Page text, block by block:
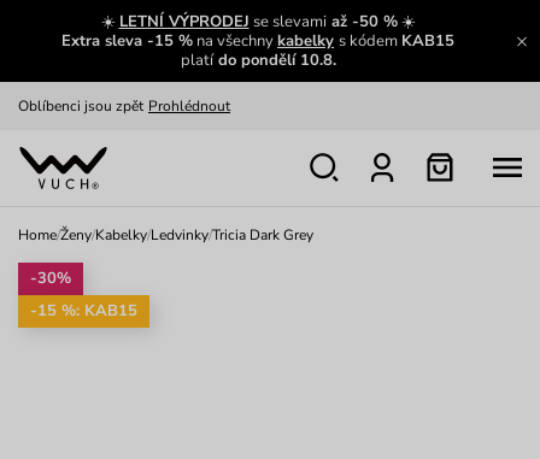
☀️ LETNÍ VÝPRODEJ se slevamiaž -50 %☀️
Extra sleva -15 % na všechnykabelky s kódem KAB15
platído pondělí 10.8.
Výměna a vrácení zdarma Zobrazit
Prohlédnout
Nech se inspirovat Ukázat
Home/Ženy/Kabelky/Ledvinky/Tricia Dark Grey
-30%
-15 %: KAB15